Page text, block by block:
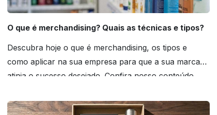
O que é merchandising? Quais as técnicas e tipos?
Descubra hoje o que é merchandising, os tipos e
como aplicar na sua empresa para que a sua marca
atinja o sucesso desejado. Confira nosso conteúdo